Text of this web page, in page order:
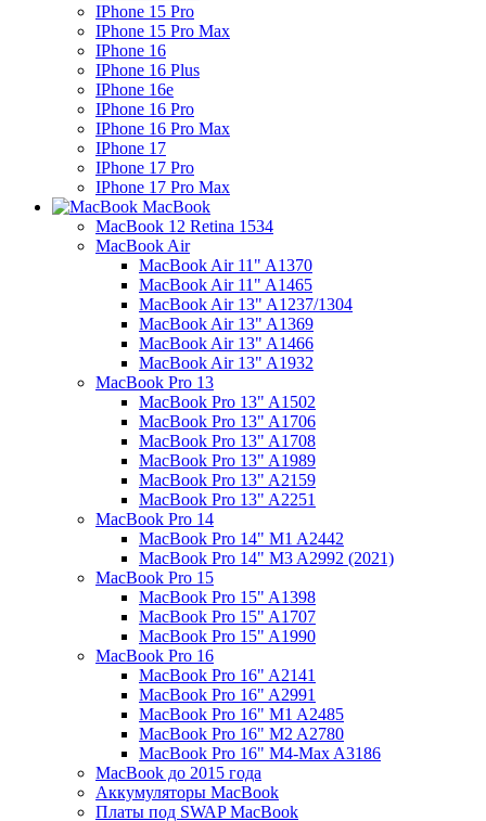
IPhone 15 Pro
IPhone 15 Pro Max
IPhone 16
IPhone 16 Plus
IPhone 16e
IPhone 16 Pro
IPhone 16 Pro Max
IPhone 17
IPhone 17 Pro
IPhone 17 Pro Max
MacBook
MacBook 12 Retina 1534
MacBook Air
MacBook Air 11" A1370
MacBook Air 11" A1465
MacBook Air 13" A1237/1304
MacBook Air 13" A1369
MacBook Air 13" A1466
MacBook Air 13" A1932
MacBook Pro 13
MacBook Pro 13" A1502
MacBook Pro 13" A1706
MacBook Pro 13" A1708
MacBook Pro 13" A1989
MacBook Pro 13" A2159
MacBook Pro 13" A2251
MacBook Pro 14
MacBook Pro 14" M1 A2442
MacBook Pro 14" M3 A2992 (2021)
MacBook Pro 15
MacBook Pro 15" A1398
MacBook Pro 15" A1707
MacBook Pro 15" A1990
MacBook Pro 16
MacBook Pro 16" A2141
MacBook Pro 16" A2991
MacBook Pro 16" M1 A2485
MacBook Pro 16" M2 A2780
MacBook Pro 16" M4-Max A3186
MacBook до 2015 года
Аккумуляторы MacBook
Платы под SWAP MacBook